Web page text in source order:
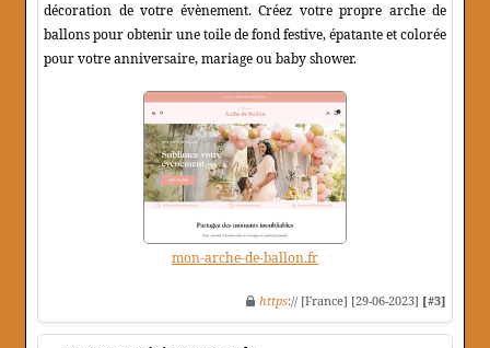
décoration de votre évènement. Créez votre propre arche de
ballons pour obtenir une toile de fond festive, épatante et colorée
pour votre anniversaire, mariage ou baby shower.
mon-arche-de-ballon.fr
https:// [France] [29-06-2023] [#3]